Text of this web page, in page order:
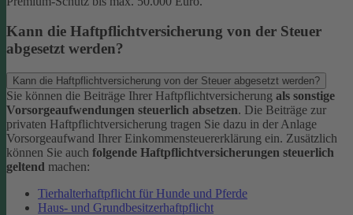
Kann die Haftpflichtversicherung von der Steuer
abgesetzt werden?
Kann die Haftpflichtversicherung von der Steuer abgesetzt werden?
Sie können die Beiträge Ihrer Haftpflichtversicherung als sonstige
Vorsorgeaufwendungen steuerlich absetzen. Die Beiträge zur
privaten Haftpflichtversicherung tragen Sie dazu in der Anlage
Vorsorgeaufwand Ihrer Einkommensteuererklärung ein. Zusätzlich
können Sie auch folgende Haftpflichtversicherungen steuerlich
geltend machen:
Tierhalterhaftpflicht für Hunde und Pferde
Haus- und Grundbesitzerhaftpflicht